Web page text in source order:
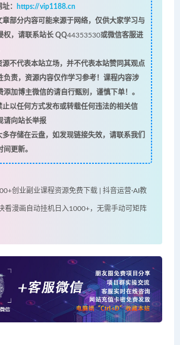
：
https://vip1188.cn
部分内容可能来源于网络，仅供大家学习与
权，请联系站长 QQ44353530或微信客服进
不代表本站立场，并不代表本站赞同其观点
负责，资源内容仅作学习参考！课程内容涉
添加博主微信的请自行甄别，谨慎下单！。
以任何方式发布或转载任何违法的相关信
请向站长举报
存储在云盘，如发现链接失效，请联系我们
更新。
创业副业课程资源免费下载 | 抖音运营·AI教
看漫画自动挂机日入1000+，无需手动可矩阵